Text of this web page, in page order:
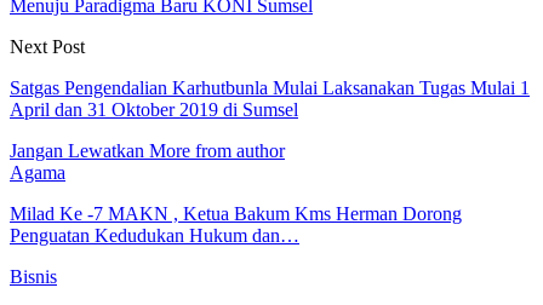
Menuju Paradigma Baru KONI Sumsel
Next Post
Satgas Pengendalian Karhutbunla Mulai Laksanakan Tugas Mulai 1
April dan 31 Oktober 2019 di Sumsel
Jangan Lewatkan More from author
Agama
Milad Ke -7 MAKN , Ketua Bakum Kms Herman Dorong
Penguatan Kedudukan Hukum dan…
Bisnis